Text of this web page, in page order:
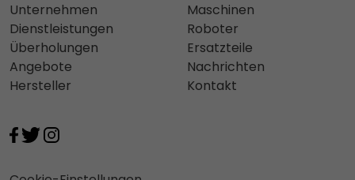
Unternehmen
Dienstleistungen
Überholungen
Angebote
Hersteller
Maschinen
Roboter
Ersatzteile
Nachrichten
Kontakt